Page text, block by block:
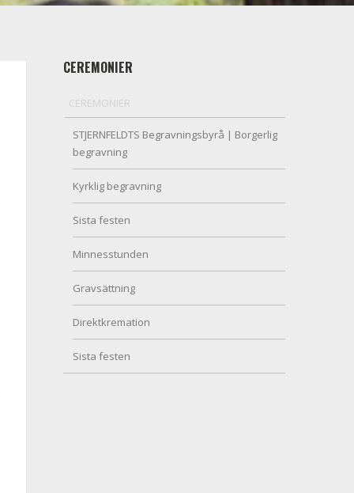
CEREMONIER
CEREMONIER
STJERNFELDTS Begravningsbyrå | Borgerlig
begravning
Kyrklig begravning
Sista festen
Minnesstunden
Gravsättning
Direktkremation
Sista festen